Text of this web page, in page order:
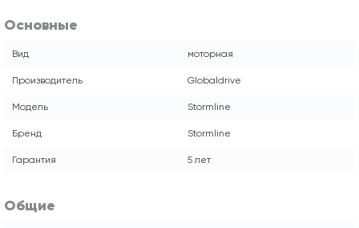
Основные
Вид моторная
Производитель Globaldrive
Модель Stormline
Бренд Stormline
Гарантия 5 лет
Общие